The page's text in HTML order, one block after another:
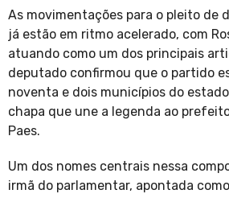
As movimentações para o pleito de
já estão em ritmo acelerado, com
atuando como um dos principais
deputado confirmou que o partido
noventa e dois municípios do
chapa que une a legenda ao
Paes.
Um dos nomes centrais nessa
irmã do parlamentar, apontada